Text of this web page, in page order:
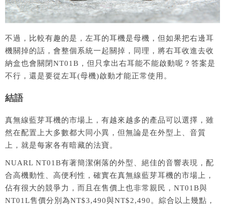
不過，比較有趣的是，左耳的耳機是母機，但如果把右邊耳
機關掉的話，會整個系統一起關掉，同理，將右耳收進去收
納盒也會關閉NT01B，但只拿出右耳能不能啟動呢？答案是
不行，還是要從左耳(母機)啟動才能正常使用。
結語
真無線藍芽耳機的市場上，有越來越多的產品可以選擇，雖
然在配置上大多數都大同小異，但無論是在外型上、音質
上，就是每家各有暗藏的法寶。
NUARL NT01B有著簡潔俐落的外型、絕佳的音響表現，配
合高機動性、高便利性，確實在真無線藍芽耳機的市場上，
佔有很大的競爭力，而且在售價上也非常親民，NT01B與
NT01L售價分別為NT$3,490與NT$2,490。綜合以上幾點，